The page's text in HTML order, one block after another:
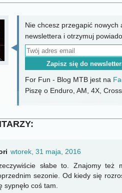
Nie chcesz przegapić nowych
newslettera i otrzymuj
For Fun - Blog MTB jest na
Piszę o Enduro, AM, 4X,
wtorek, 31 maja, 2016
słabe to. Znajomy też
sezonie. Od kiedy się
sypnęło coś tam.